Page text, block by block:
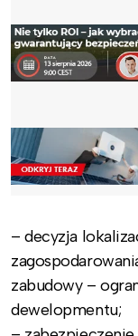
– decyzja
zabudowy –
dewelopmentu;